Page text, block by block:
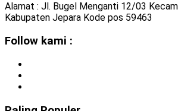
Alamat : Jl. Bugel Menganti 12/03
Kabupaten Jepara Kode pos 59463
Follow kami :